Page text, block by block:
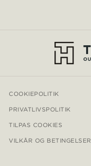
COOKIEPOLITIK
PRIVATLIVSPOLITIK
TILPAS COOKIES
VILKÅR OG BETINGELSER